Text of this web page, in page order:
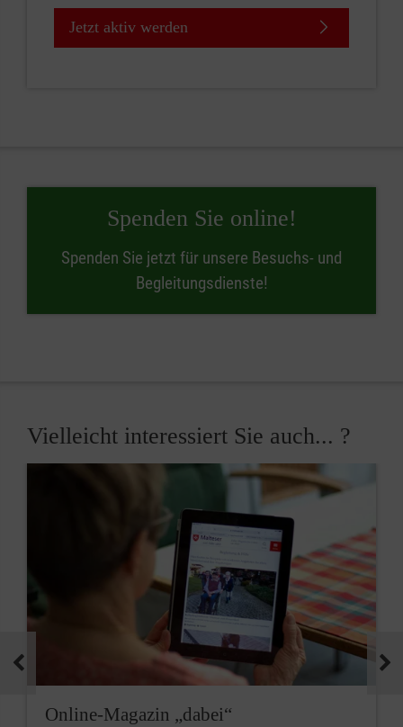
Jetzt aktiv werden
Spenden Sie online!
Spenden Sie jetzt für unsere Besuchs- und
Begleitungsdienste!
Vielleicht interessiert Sie auch... ?
Online-Magazin „dabei“